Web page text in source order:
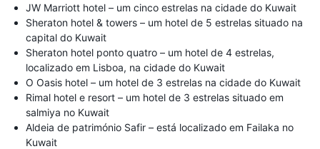
JW Marriott hotel – um cinco estrelas na cidade do Kuwait
Sheraton hotel & towers – um hotel de 5 estrelas situado na
capital do Kuwait
Sheraton hotel ponto quatro – um hotel de 4 estrelas,
localizado em Lisboa, na cidade do Kuwait
O Oasis hotel – um hotel de 3 estrelas na cidade do Kuwait
Rimal hotel e resort – um hotel de 3 estrelas situado em
salmiya no Kuwait
Aldeia de património Safir – está localizado em Failaka no
Kuwait